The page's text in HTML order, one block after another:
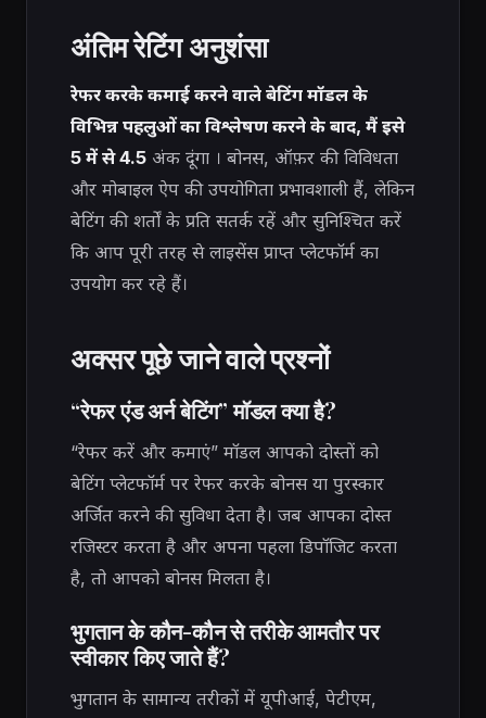
अंतिम रेटिंग अनुशंसा
रेफर करके कमाई करने वाले बेटिंग मॉडल के
विभिन्न पहलुओं का विश्लेषण करने के बाद, मैं इसे
5 में से 4.5 अंक दूंगा । बोनस, ऑफ़र की विविधता
और मोबाइल ऐप की उपयोगिता प्रभावशाली हैं, लेकिन
बेटिंग की शर्तों के प्रति सतर्क रहें और सुनिश्चित करें
कि आप पूरी तरह से लाइसेंस प्राप्त प्लेटफॉर्म का
उपयोग कर रहे हैं।
अक्सर पूछे जाने वाले प्रश्नों
“रेफर एंड अर्न बेटिंग” मॉडल क्या है?
“रेफर करें और कमाएं” मॉडल आपको दोस्तों को
बेटिंग प्लेटफॉर्म पर रेफर करके बोनस या पुरस्कार
अर्जित करने की सुविधा देता है। जब आपका दोस्त
रजिस्टर करता है और अपना पहला डिपॉजिट करता
है, तो आपको बोनस मिलता है।
भुगतान के कौन-कौन से तरीके आमतौर पर
स्वीकार किए जाते हैं?
भुगतान के सामान्य तरीकों में यूपीआई, पेटीएम,